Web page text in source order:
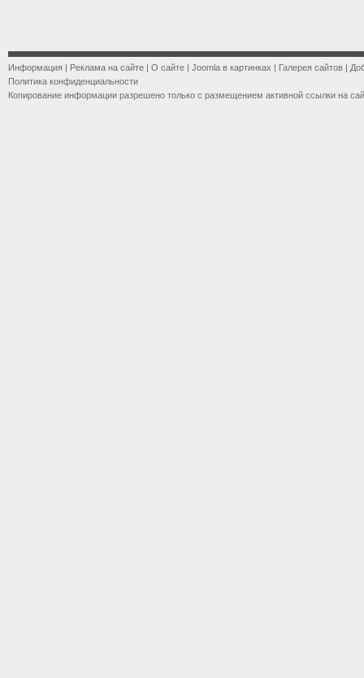
Информация | Реклама на сайте | О сайте | Joomla в картинках | Галерея сайтов |
Политика конфиденциальности
Копирование информации разрешено только с размещением активной ссылки на